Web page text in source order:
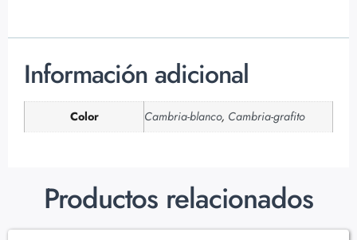
Información adicional
Color Cambria-blanco, Cambria-grafito
Productos relacionados